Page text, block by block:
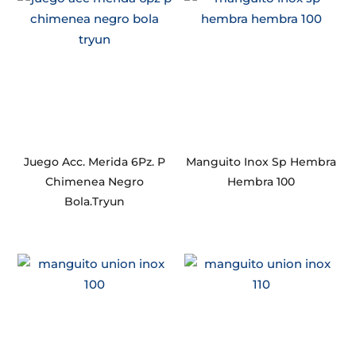
Juego Acc. Merida 6Pz. P
Chimenea Negro
Bola.Tryun
Manguito Inox Sp Hembra
Hembra 100